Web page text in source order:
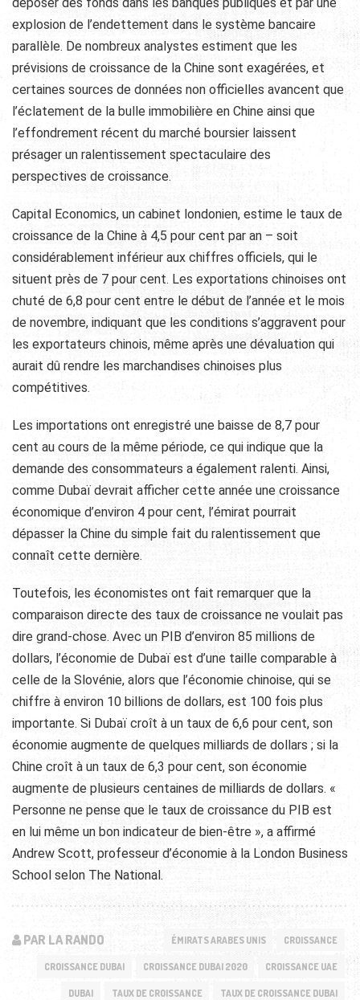
explosion de l’endettement dans le système bancaire
parallèle. De nombreux analystes estiment que les
prévisions de croissance de la Chine sont exagérées, et
certaines sources de données non officielles avancent que
l’éclatement de la bulle immobilière en Chine ainsi que
l’effondrement récent du marché boursier laissent
présager un ralentissement spectaculaire des
perspectives de croissance.
Capital Economics, un cabinet londonien, estime le taux de
croissance de la Chine à 4,5 pour cent par an – soit
considérablement inférieur aux chiffres officiels, qui le
situent près de 7 pour cent. Les exportations chinoises ont
chuté de 6,8 pour cent entre le début de l’année et le mois
de novembre, indiquant que les conditions s’aggravent pour
les exportateurs chinois, même après une dévaluation qui
aurait dû rendre les marchandises chinoises plus
compétitives.
Les importations ont enregistré une baisse de 8,7 pour
cent au cours de la même période, ce qui indique que la
demande des consommateurs a également ralenti. Ainsi,
comme Dubaï devrait afficher cette année une croissance
économique d’environ 4 pour cent, l’émirat pourrait
dépasser la Chine du simple fait du ralentissement que
connaît cette dernière.
Toutefois, les économistes ont fait remarquer que la
comparaison directe des taux de croissance ne voulait pas
dire grand-chose. Avec un PIB d’environ 85 millions de
dollars, l’économie de Dubaï est d’une taille comparable à
celle de la Slovénie, alors que l’économie chinoise, qui se
chiffre à environ 10 billions de dollars, est 100 fois plus
importante. Si Dubaï croît à un taux de 6,6 pour cent, son
économie augmente de quelques milliards de dollars ; si la
Chine croît à un taux de 6,3 pour cent, son économie
augmente de plusieurs centaines de milliards de dollars. «
Personne ne pense que le taux de croissance du PIB est
en lui même un bon indicateur de bien-être », a affirmé
Andrew Scott, professeur d’économie à la London Business
School selon The National.
PAR LA RANDO ÉMIRATS ARABES UNIS CROISSANCE
CROISSANCE DUBAI CROISSANCE DUBAI 2020 CROISSANCE UAE
DUBAI TAUX DE CROISSANCE TAUX DE CROISSANCE DUBAI